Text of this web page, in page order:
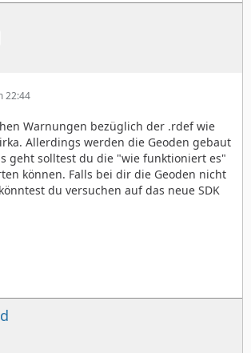
22:44
Warnungen bezüglich der .rdef wie
Allerdings werden die Geoden gebaut
geht solltest du die "wie funktioniert es"
können. Falls bei dir die Geoden nicht
du versuchen auf das neue SDK